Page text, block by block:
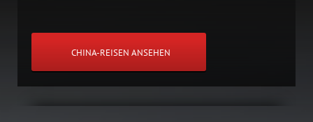
CHINA-REISEN ANSEHEN